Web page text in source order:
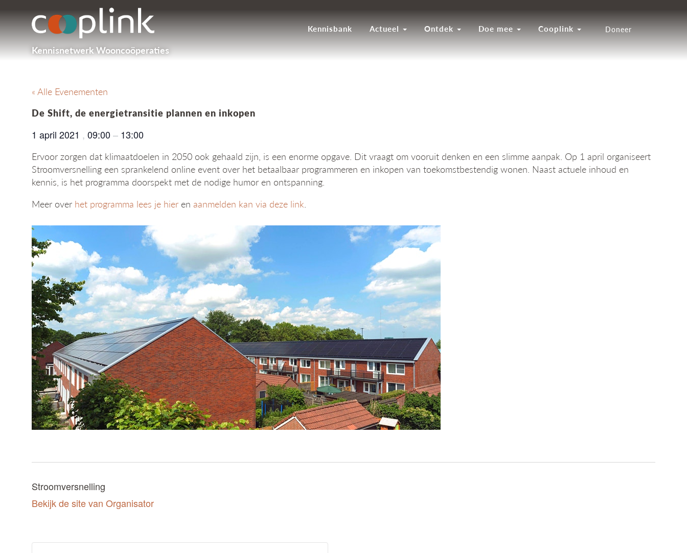
Kennisnetwerk Wooncoöperaties
Kennisbank Actueel Ontdek Doe mee Cooplink Doneer
« Alle Evenementen
De Shift, de energietransitie plannen en inkopen
1 april 2021 , 09:00 – 13:00
Ervoor zorgen dat klimaatdoelen in 2050 ook gehaald zijn, is een enorme opgave. Dit vraagt om vooruit denken en een slimme aanpak. Op 1 april organiseert
Stroomversnelling een sprankelend online event over het betaalbaar programmeren en inkopen van toekomstbestendig wonen. Naast actuele inhoud en
kennis, is het programma doorspekt met de nodige humor en ontspanning.
Meer over het programma lees je hier en aanmelden kan via deze link.
Stroomversnelling
Bekijk de site van Organisator